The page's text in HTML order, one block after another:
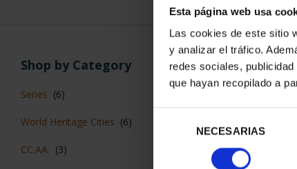
Esta página web usa
Las cookies de este sitio
y analizar el tráfico.
redes sociales,
que hayan recopilado a
consentimiento
NECESARIAS
Shop by Category
Series (6)
World Heritage Cities (6)
CC.AA. (3)
WORLD